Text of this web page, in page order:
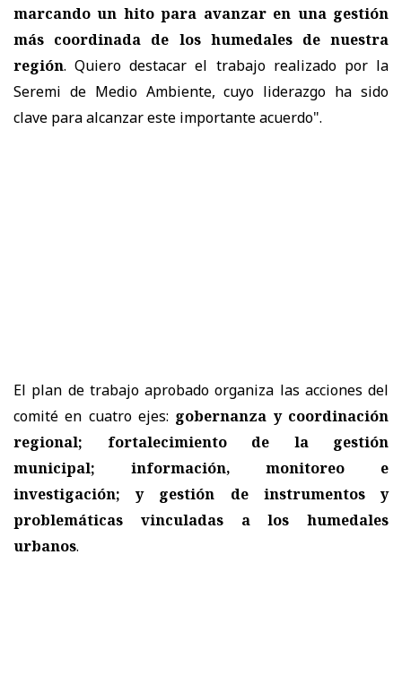
marcando un hito para avanzar en una gestión
más coordinada de los humedales de nuestra
región. Quiero destacar el trabajo realizado por la
Seremi de Medio Ambiente, cuyo liderazgo ha sido
clave para alcanzar este importante acuerdo".
El plan de trabajo aprobado organiza las acciones del
comité en cuatro ejes: gobernanza y coordinación
regional; fortalecimiento de la gestión
municipal; información, monitoreo e
investigación; y gestión de instrumentos y
problemáticas vinculadas a los humedales
urbanos.